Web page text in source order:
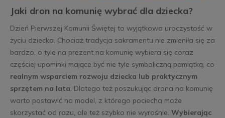
Jaki dron na komunię wybrać dla dziecka?
Dzień Pierwszej Komunii Świętej to wyjątkowa uroczystość w
życiu dziecka. Chociaż tradycja sakramentu nie zmieniła się za
bardzo, o tyle na prezent na komunię wybiera się coraz
częściej upominki mające być nie tyle symboliczną pamiątką, co
realnym wsparciem rozwoju dziecka lub praktycznym
sprzętem na lata. Dlatego też poszukując drona na komunię
warto postawić na model, z którego pociecha może
skorzystać od razu, ale też szybko nie wyrośnie. Wybierając